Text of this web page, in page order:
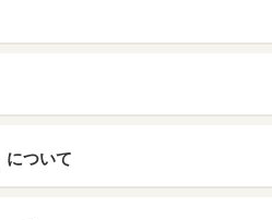
について